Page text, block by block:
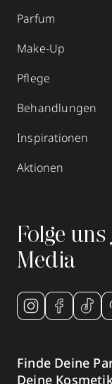
Parfum
Make-Up
Pflege
Behandlungen
Inspirationen
Aktionen
Folge
Media
Finde Deine
Deine